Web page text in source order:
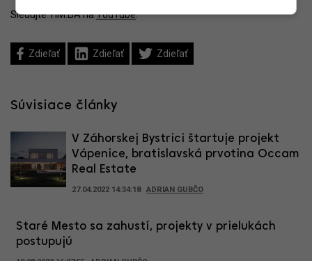
Sledujte YIM.BA naYouTube.
Zdieľať Zdieľať Zdieľať
Súvisiace články
V Záhorskej Bystrici štartuje projekt
Vápenice, bratislavská prvotina Occam
Real Estate
27.04.2022 14:34:18 ADRIAN GUBČO
Staré Mesto sa zahustí, projekty v prielukách
postupujú